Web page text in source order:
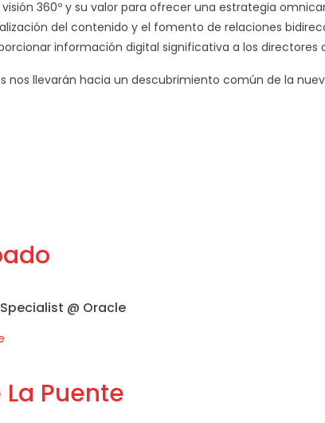
360º y su valor para ofrecer una estrategia
del contenido y el fomento de relaciones
información digital significativa a los directores
nos llevarán hacia un descubrimiento común de la
@ Oracle
La Puente